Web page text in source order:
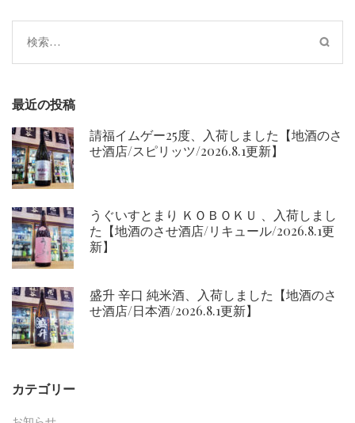
ン検
索:
最近の投稿
請福イムゲー25度、入荷しました【地酒のさ
せ酒店/スピリッツ/2026.8.1更新】
うぐいすとまり ＫＯＢＯＫＵ 、入荷しまし
た【地酒のさせ酒店/リキュール/2026.8.1更
新】
盛升 辛口 純米酒、入荷しました【地酒のさ
せ酒店/日本酒/2026.8.1更新】
カテゴリー